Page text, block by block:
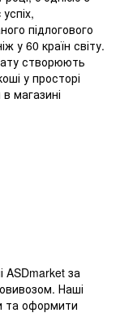
підлогового
у 60 країн світу.
створюють
у просторі
магазині
ASDmarket за
Наші
та оформити